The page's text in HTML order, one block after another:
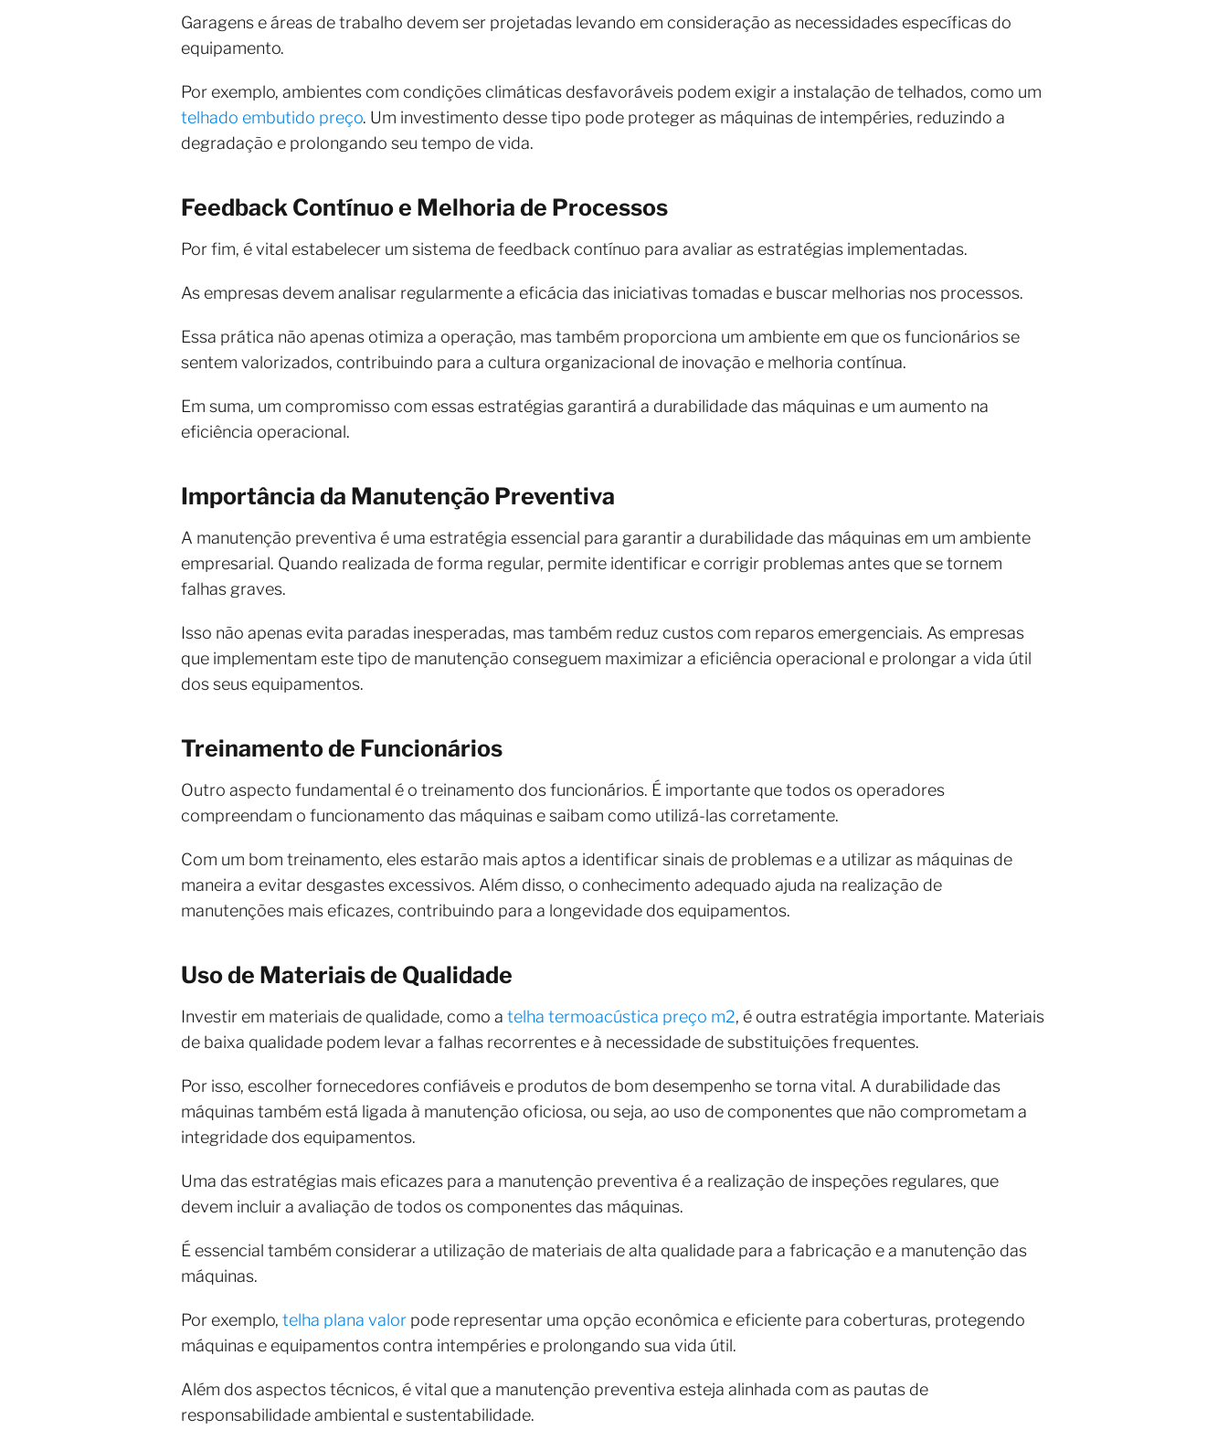
Garagens e áreas de trabalho devem ser projetadas levando em consideração as necessidades específicas do
equipamento.
Por exemplo, ambientes com condições climáticas desfavoráveis podem exigir a instalação de telhados, como um
telhado embutido preço. Um investimento desse tipo pode proteger as máquinas de intempéries, reduzindo a
degradação e prolongando seu tempo de vida.
Feedback Contínuo e Melhoria de Processos
Por fim, é vital estabelecer um sistema de feedback contínuo para avaliar as estratégias implementadas.
As empresas devem analisar regularmente a eficácia das iniciativas tomadas e buscar melhorias nos processos.
Essa prática não apenas otimiza a operação, mas também proporciona um ambiente em que os funcionários se
sentem valorizados, contribuindo para a cultura organizacional de inovação e melhoria contínua.
Em suma, um compromisso com essas estratégias garantirá a durabilidade das máquinas e um aumento na
eficiência operacional.
Importância da Manutenção Preventiva
A manutenção preventiva é uma estratégia essencial para garantir a durabilidade das máquinas em um ambiente
empresarial. Quando realizada de forma regular, permite identificar e corrigir problemas antes que se tornem
falhas graves.
Isso não apenas evita paradas inesperadas, mas também reduz custos com reparos emergenciais. As empresas
que implementam este tipo de manutenção conseguem maximizar a eficiência operacional e prolongar a vida útil
dos seus equipamentos.
Treinamento de Funcionários
Outro aspecto fundamental é o treinamento dos funcionários. É importante que todos os operadores
compreendam o funcionamento das máquinas e saibam como utilizá-las corretamente.
Com um bom treinamento, eles estarão mais aptos a identificar sinais de problemas e a utilizar as máquinas de
maneira a evitar desgastes excessivos. Além disso, o conhecimento adequado ajuda na realização de
manutenções mais eficazes, contribuindo para a longevidade dos equipamentos.
Uso de Materiais de Qualidade
Investir em materiais de qualidade, como a telha termoacústica preço m2, é outra estratégia importante. Materiais
de baixa qualidade podem levar a falhas recorrentes e à necessidade de substituições frequentes.
Por isso, escolher fornecedores confiáveis e produtos de bom desempenho se torna vital. A durabilidade das
máquinas também está ligada à manutenção oficiosa, ou seja, ao uso de componentes que não comprometam a
integridade dos equipamentos.
Uma das estratégias mais eficazes para a manutenção preventiva é a realização de inspeções regulares, que
devem incluir a avaliação de todos os componentes das máquinas.
É essencial também considerar a utilização de materiais de alta qualidade para a fabricação e a manutenção das
máquinas.
Por exemplo, telha plana valor pode representar uma opção econômica e eficiente para coberturas, protegendo
máquinas e equipamentos contra intempéries e prolongando sua vida útil.
Além dos aspectos técnicos, é vital que a manutenção preventiva esteja alinhada com as pautas de
responsabilidade ambiental e sustentabilidade.